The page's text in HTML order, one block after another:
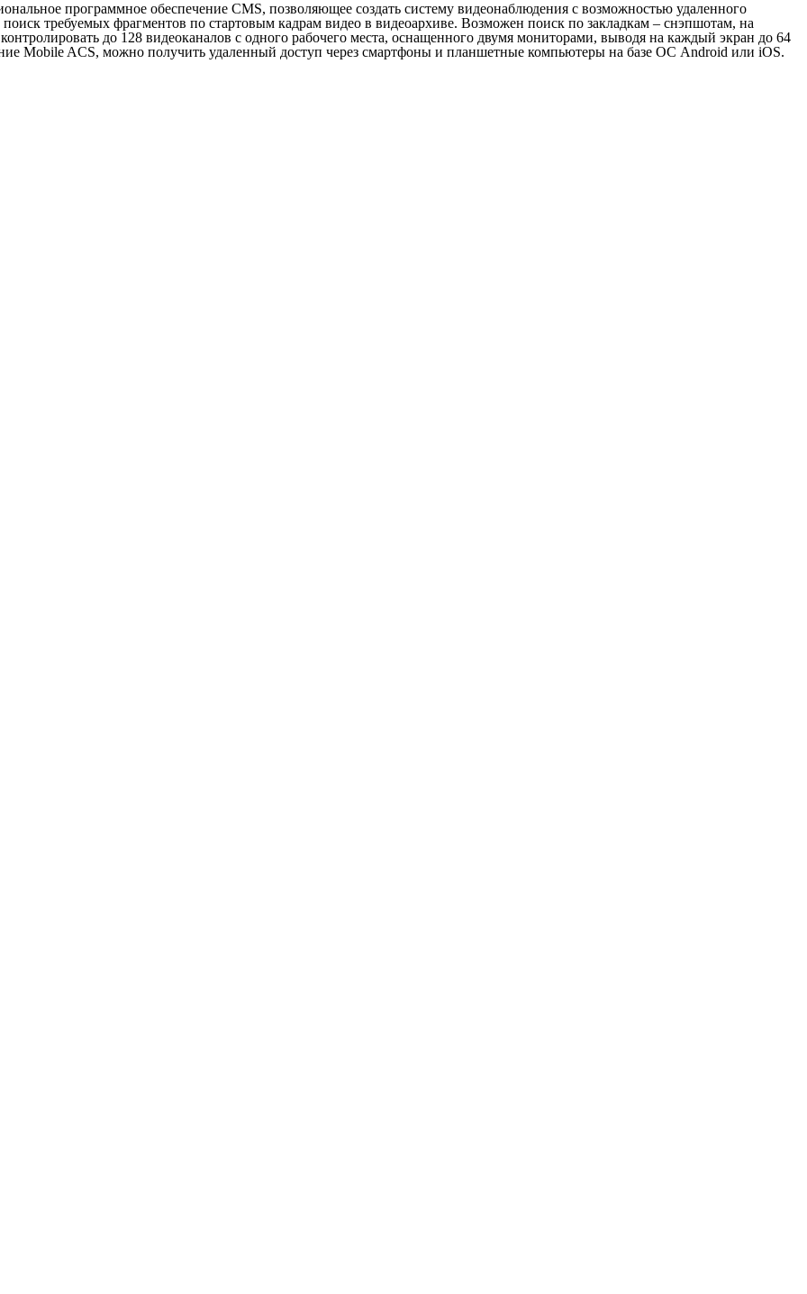
программное обеспечение CMS, позволяющее создать систему видеонаблюдения с возможностью удаленного
требуемых фрагментов по стартовым кадрам видео в видеоархиве. Возможен поиск по закладкам – снэпшотам, на
до 128 видеоканалов с одного рабочего места, оснащенного двумя мониторами, выводя на каждый экран до 64
Mobile ACS, можно получить удаленный доступ через смартфоны и планшетные компьютеры на базе ОС Android или iOS.